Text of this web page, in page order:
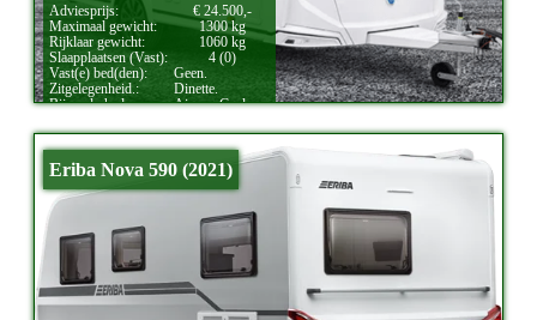
Adviesprijs:
€ 24.500,-
Maximaal gewicht:
1300 kg
Rijklaar gewicht:
1060 kg
Slaapplaatsen (Vast):
4 (0)
Vast(e) bed(den):
Geen.
Zitgelegenheid.:
Dinette.
Bijzonderheden:
Airco., Gasloos.
Eriba Nova 590 (2021)